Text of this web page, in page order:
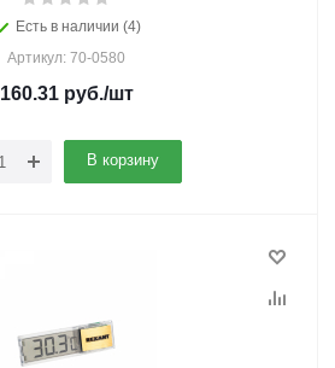
Есть в наличии (4)
Артикул: 70-0580
160.31руб./шт
В корзину